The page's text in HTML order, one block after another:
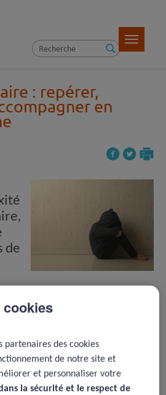
Toggle
: repérer,
en
de
santé pour prévenir les
approche proactive et
en l'absence de
psychiatrie.
partenaires des cookies
de notre site et
et personnaliser votre
la sécurité et le respect de